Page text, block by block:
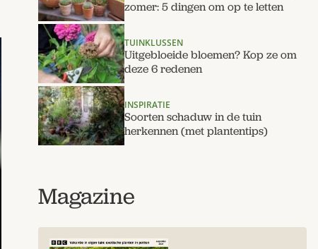
zomer: 5 dingen om op te letten
TUINKLUSSEN
Uitgebloeide bloemen? Kop ze om
deze 6 redenen
INSPIRATIE
Soorten schaduw in de tuin
herkennen (met plantentips)
Magazine